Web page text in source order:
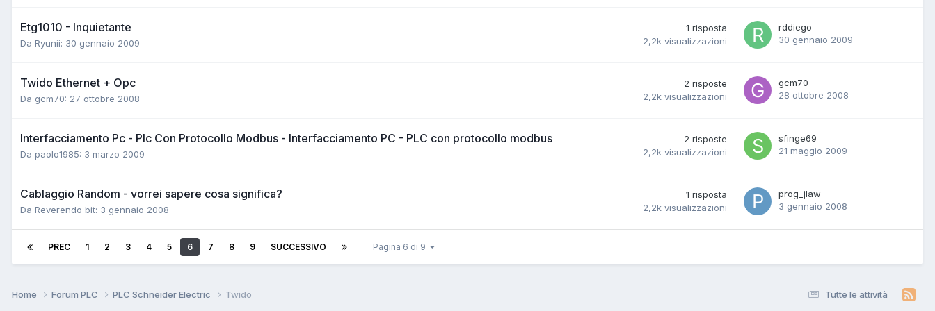
Etg1010 - Inquietante
Da Ryunii: 30 gennaio 2009
1 risposta
2,2k visualizzazioni
rddiego
30 gennaio 2009
Twido Ethernet + Opc
Da gcm70: 27 ottobre 2008
2 risposte
2,2k visualizzazioni
gcm70
28 ottobre 2008
Interfacciamento Pc - Plc Con Protocollo Modbus - Interfacciamento PC - PLC con protocollo modbus
Da paolo1985: 3 marzo 2009
2 risposte
2,2k visualizzazioni
sfinge69
21 maggio 2009
Cablaggio Random - vorrei sapere cosa significa?
Da Reverendo bit: 3 gennaio 2008
1 risposta
2,2k visualizzazioni
prog_jlaw
3 gennaio 2008
PREC 1 2 3 4 5 6 7 8 9 SUCCESSIVO Pagina 6 di 9
Tutte le attività
Home Forum PLC PLC Schneider Electric Twido